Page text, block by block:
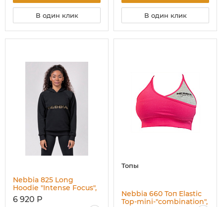
В один клик В один клик
Nebbia 825 Long
Hoodie "Intense Focus",
чёрный
6 920 Р
Топы
Nebbia 660 Топ Elastic
Top-mini-"combination",